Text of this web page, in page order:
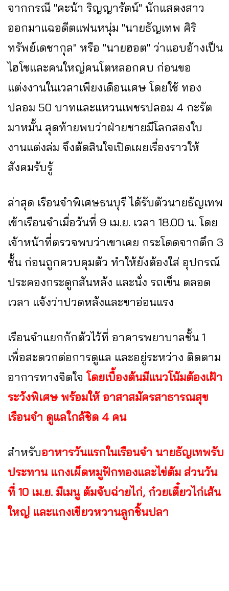
จากกรณี "คะน้า ริญญารัตน์" นักแสดงสาว
ออกมาแฉอดีตแฟนหนุ่ม "นายธัญเทพ ศิริ
ทรัพย์เดชากุล" หรือ "นายฮอต" ว่าแอบอ้างเป็น
ไฮโซและคนใหญ่คนโตหลอกคบ ก่อนขอ
แต่งงานในเวลาเพียงเดือนเศษ โดยใช้ ทอง
ปลอม 50 บาทและแหวนเพชรปลอม 4 กะรัต
มาหมั้น สุดท้ายพบว่าฝ่ายชายมีโลกสองใบ
งานแต่งล่ม จึงตัดสินใจเปิดเผยเรื่องราวให้
สังคมรับรู้
ล่าสุด เรือนจำพิเศษธนบุรี ได้รับตัวนายธัญเทพ
เข้าเรือนจำเมื่อวันที่ 9 เม.ย. เวลา 18.00 น. โดย
เจ้าหน้าที่ตรวจพบว่าเขาเคย กระโดดจากตึก 3
ชั้น ก่อนถูกควบคุมตัว ทำให้ยังต้องใส่ อุปกรณ์
ประคองกระดูกสันหลัง และนั่ง รถเข็น ตลอด
เวลา แจ้งว่าปวดหลังและขาอ่อนแรง
เรือนจำแยกกักตัวไว้ที่ อาคารพยาบาลชั้น 1
เพื่อสะดวกต่อการดูแล และอยู่ระหว่าง ติดตาม
อาการทางจิตใจ โดยเบื้องต้นมีแนวโน้มต้องเฝ้า
ระวังพิเศษ พร้อมให้ อาสาสมัครสาธารณสุข
เรือนจำ ดูแลใกล้ชิด 4 คน
สำหรับอาหารวันแรกในเรือนจำ นายธัญเทพรับ
ประทาน แกงเผ็ดหมูฟักทองและไข่ต้ม ส่วนวัน
ที่ 10 เม.ย. มีเมนู ต้มจับฉ่ายไก่, ก๋วยเตี๋ยวไก่เส้น
ใหญ่ และแกงเขียวหวานลูกชิ้นปลา